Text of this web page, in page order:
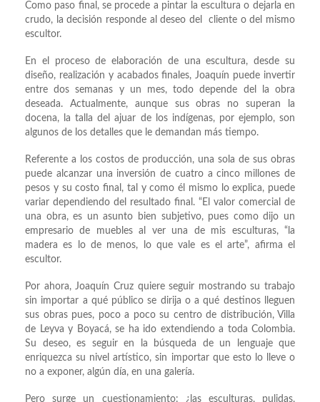
Como paso final, se procede a pintar la escultura o dejarla en
crudo, la decisión responde al deseo del cliente o del mismo
escultor.
En el proceso de elaboración de una escultura, desde su
diseño, realización y acabados finales, Joaquín puede invertir
entre dos semanas y un mes, todo depende del la obra
deseada. Actualmente, aunque sus obras no superan la
docena, la talla del ajuar de los indígenas, por ejemplo, son
algunos de los detalles que le demandan más tiempo.
Referente a los costos de producción, una sola de sus obras
puede alcanzar una inversión de cuatro a cinco millones de
pesos y su costo final, tal y como él mismo lo explica, puede
variar dependiendo del resultado final. “El valor comercial de
una obra, es un asunto bien subjetivo, pues como dijo un
empresario de muebles al ver una de mis esculturas, “la
madera es lo de menos, lo que vale es el arte”, afirma el
escultor.
Por ahora, Joaquín Cruz quiere seguir mostrando su trabajo
sin importar a qué público se dirija o a qué destinos lleguen
sus obras pues, poco a poco su centro de distribución, Villa
de Leyva y Boyacá, se ha ido extendiendo a toda Colombia.
Su deseo, es seguir en la búsqueda de un lenguaje que
enriquezca su nivel artístico, sin importar que esto lo lleve o
no a exponer, algún día, en una galería.
Pero surge un cuestionamiento: ¿las esculturas, pulidas,